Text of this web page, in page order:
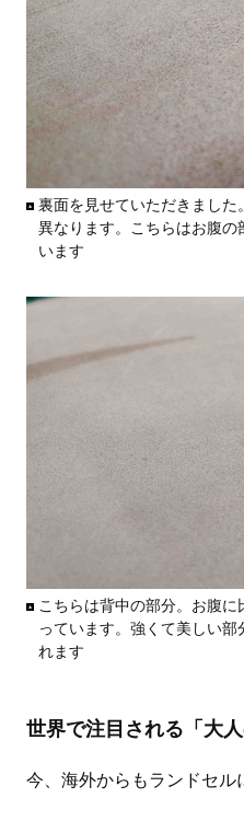
裏面を見せていただきまし
異なります。こちらはお腹
います
こちらは背中の部分。お腹
っています。強くて美しい
れます
世界で注目される「大人
今、海外からもランドセル